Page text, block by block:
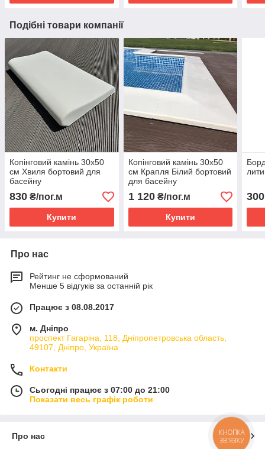
Подібні товари компанії
Копінговий камінь 30х50
см Хвиля бортовий для
басейну
830 ₴/пог.м
Купити
Копінговий камінь 30х50
см Крапля Білий бортовий
для басейну
1 120₴/пог.м
Купити
300
Про нас
Рейтинг не сформований
Менше 5 відгуків за останній рік
Працює з 08.08.2017
м. Дніпро
проспект Гагаріна, 118, Дніпропетровська область,
49107, Дніпро, Україна
Контакти
Сьогодні працює з 07:00 до 21:00
Показати весь графік роботи
Про нас
КНОПКА
ЗВ'ЯЗКУ